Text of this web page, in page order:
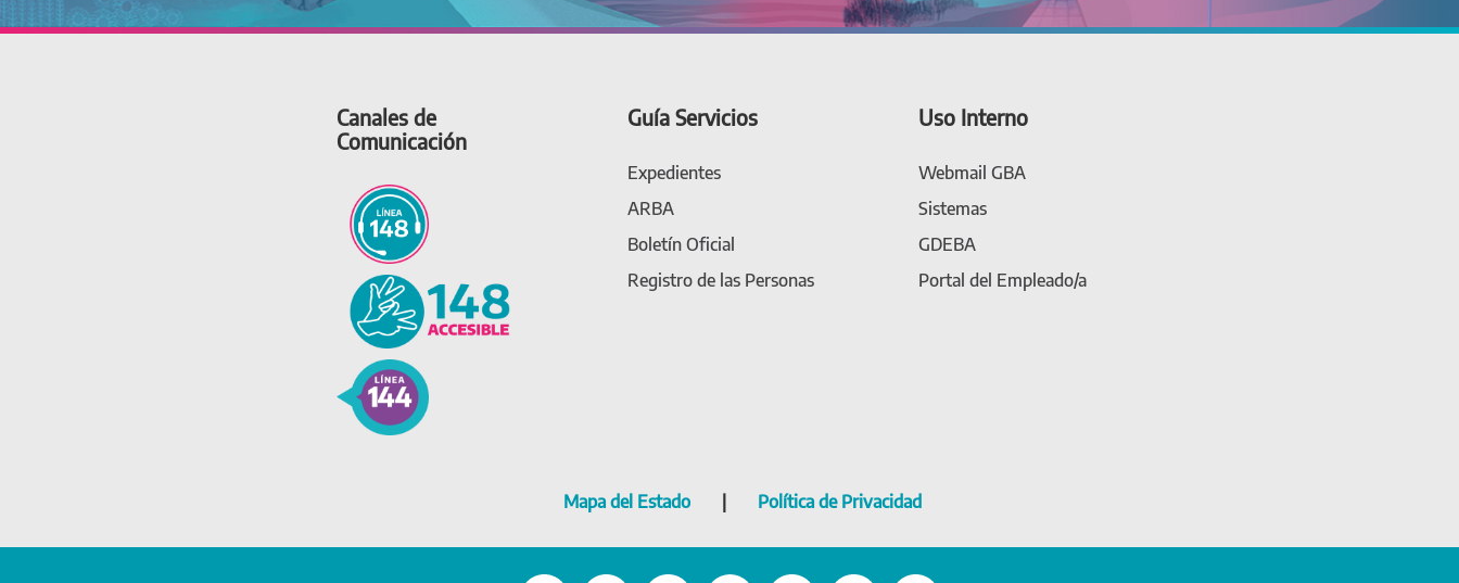
Canales de
Comunicación
Guía Servicios
Expedientes
ARBA
Boletín Oficial
Registro de las Personas
Uso Interno
Webmail GBA
Sistemas
GDEBA
Portal del Empleado/a
Mapa del Estado Política de Privacidad